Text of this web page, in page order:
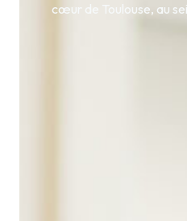
cœur de Toulouse, au